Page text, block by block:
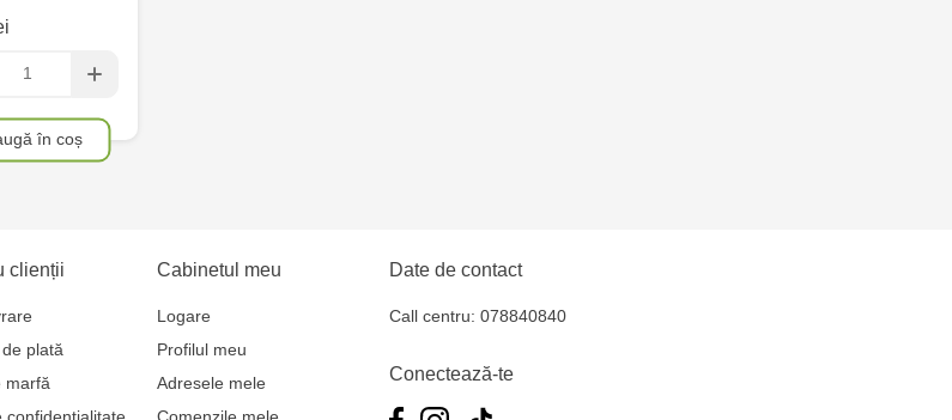
în coș
clienții
plată
marfă
confidențialitate
Cabinetul meu
Logare
Profilul meu
Adresele mele
Comenzile mele
Date de contact
Call centru: 078840840
Conectează-te